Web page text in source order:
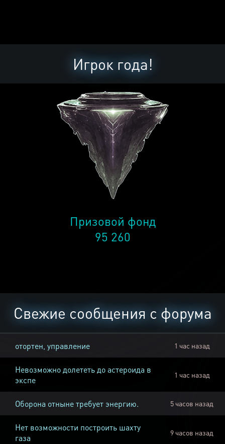
Игрок года!
Призовой фонд
95 260
Свежие сообщения с форума
отортен, управление 1 час назад
Невозможно долететь до астероида в
экспе
1 час назад
Оборона отныне требует энергию. 5 часов назад
Нет возможности построить шахту
газа
9 часов назад